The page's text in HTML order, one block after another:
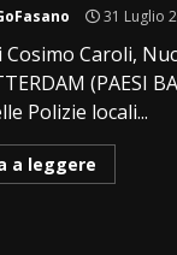
31 Luglio
Caroli,
(PAESI
Polizie locali...
a leggere